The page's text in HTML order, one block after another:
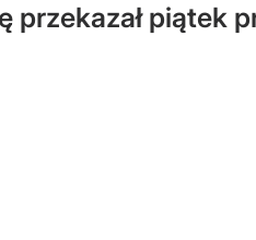
piątek